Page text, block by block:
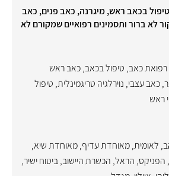
בכאב ראש, מיגרנה, כאב פנים, כאב
לא ברור ותסמינים רפואיים שמקורם לא
רפואת כאב, טיפול בכאב,כאב ראש
,כאב עצבי, נוירלגיה טריגמינלית, טיפול
ראש
, לאומית,מאוחדת עדיף,מאוחדת שיא,
, הפניקס, הראל, הכשרת היישוב,ביטוח ישיר,